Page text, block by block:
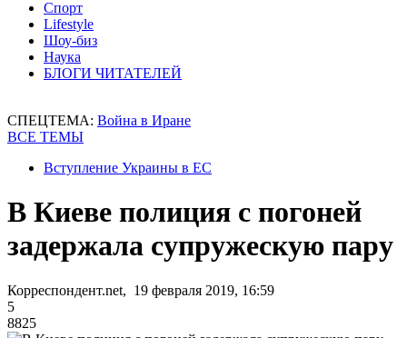
Спорт
Lifestyle
Шоу-биз
Наука
БЛОГИ ЧИТАТЕЛЕЙ
СПЕЦТЕМА: Война в Иране
ВСЕ ТЕМЫ
Вступление Украины в ЕС
В Киеве полиция с погоней
задержала супружескую пару
Корреспондент.net, 19 февраля 2019, 16:59
5
8825